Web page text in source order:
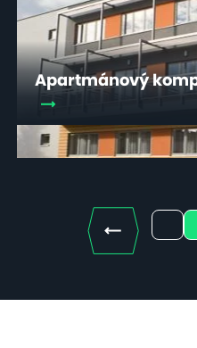
Apartmánový